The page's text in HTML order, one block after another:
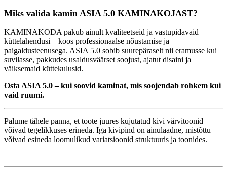
Miks valida kamin ASIA 5.0 KAMINAKOJAST?
KAMINAKODA pakub ainult kvaliteetseid ja vastupidavaid
küttelahendusi – koos professionaalse nõustamise ja
paigaldusteenusega. ASIA 5.0 sobib suurepäraselt nii eramusse kui
suvilasse, pakkudes usaldusväärset soojust, ajatut disaini ja
väiksemaid küttekulusid.
Osta ASIA 5.0 – kui soovid kaminat, mis soojendab rohkem kui
vaid ruumi.
Palume tähele panna, et toote juures kujutatud kivi värvitoonid
võivad tegelikkuses erineda. Iga kivipind on ainulaadne, mistõttu
võivad esineda loomulikud variatsioonid struktuuris ja toonides.